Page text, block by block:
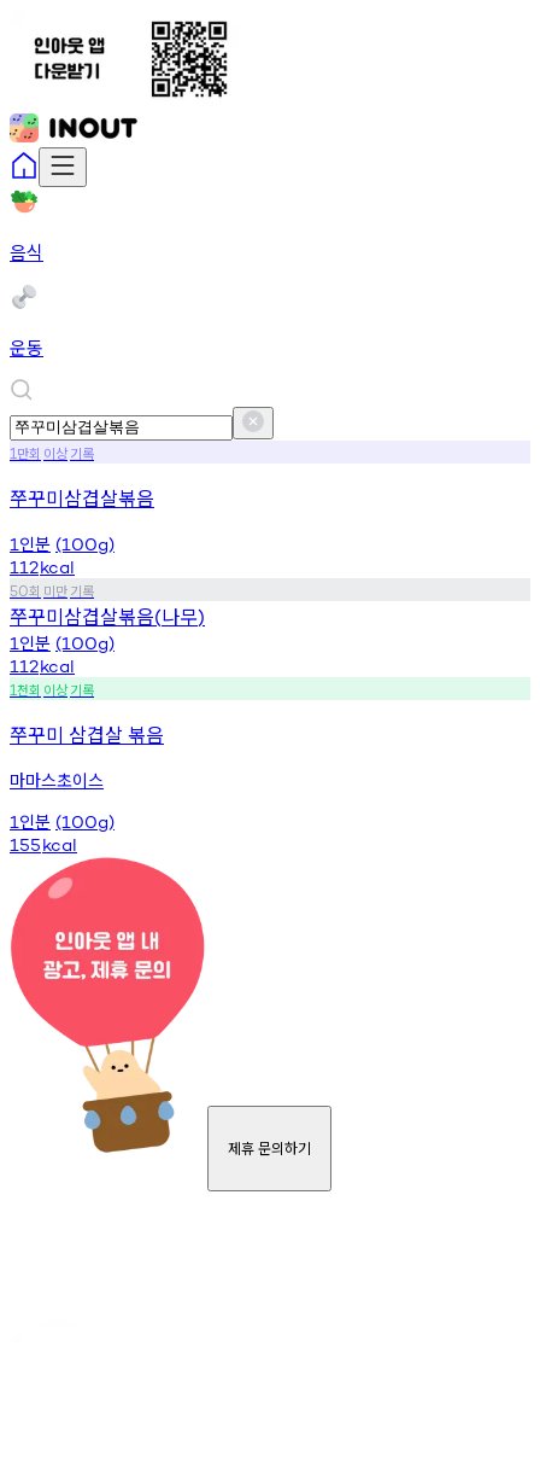
음식
운동
1 만회 이상기록
쭈꾸미삼겹살볶음
1 인분 (100g)
112kcal
50회 미만기록
쭈꾸미삼겹살볶음(나무)
1 인분 (100g)
112kcal
1천회 이상기록
쭈꾸미 삼겹살 볶음
마마스초이스
1 인분 (100g)
155kcal
제휴 문의하기